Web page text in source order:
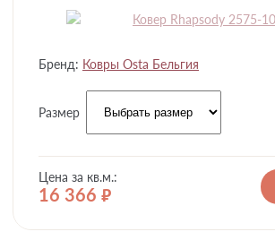
Бренд: Ковры Osta Бельгия
Размер
Цена за кв.м.:
16 366 руб.